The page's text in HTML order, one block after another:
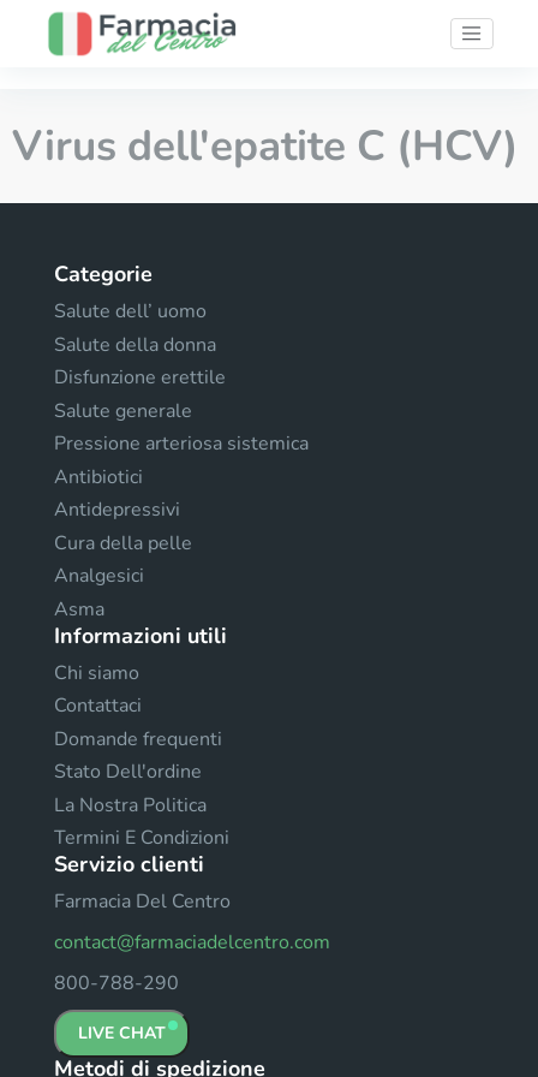
Virus dell'epatite C (HCV)
Categorie
Salute dell’ uomo
Salute della donna
Disfunzione erettile
Salute generale
Pressione arteriosa sistemica
Antibiotici
Antidepressivi
Cura della pelle
Analgesici
Asma
Informazioni utili
Chi siamo
Contattaci
Domande frequenti
Stato Dell'ordine
La Nostra Politica
Termini E Condizioni
Servizio clienti
Farmacia Del Centro
contact@farmaciadelcentro.com
800-788-290
LIVE CHAT
Metodi di spedizione